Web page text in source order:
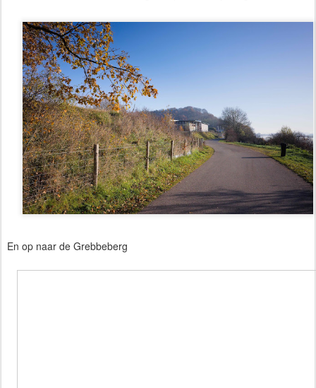
En op naar de Grebbeberg